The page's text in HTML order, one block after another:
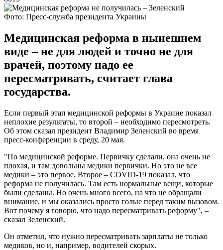
Фото: Пресс-служба президента Украины
Медицинская реформа в нынешнем
виде – не для людей и точно не для
врачей, поэтому надо ее
пересматривать, считает глава
государства.
Если первый этап медицинской реформы в Украине показал
неплохие результаты, то второй – необходимо пересмотреть.
Об этом сказал президент Владимир Зеленский во время
пресс-конференции в среду, 20 мая.
"По медицинской реформе. Первичку сделали, она очень не
плохая, и там довольны медики первички. Но это не все
медики – это первое. Второе – COVID-19 показал, что
реформа не получилась. Там есть нормальные вещи, которые
были сделаны. Но очень много всего, на что не обращали
внимание, и мы оказались просто голые перед таким вызовом.
Вот почему я говорю, что надо пересматривать реформу", –
сказал Зеленский.
Он отметил, что нужно пересматривать зарплаты не только
медиков, но и, например, водителей скорых.